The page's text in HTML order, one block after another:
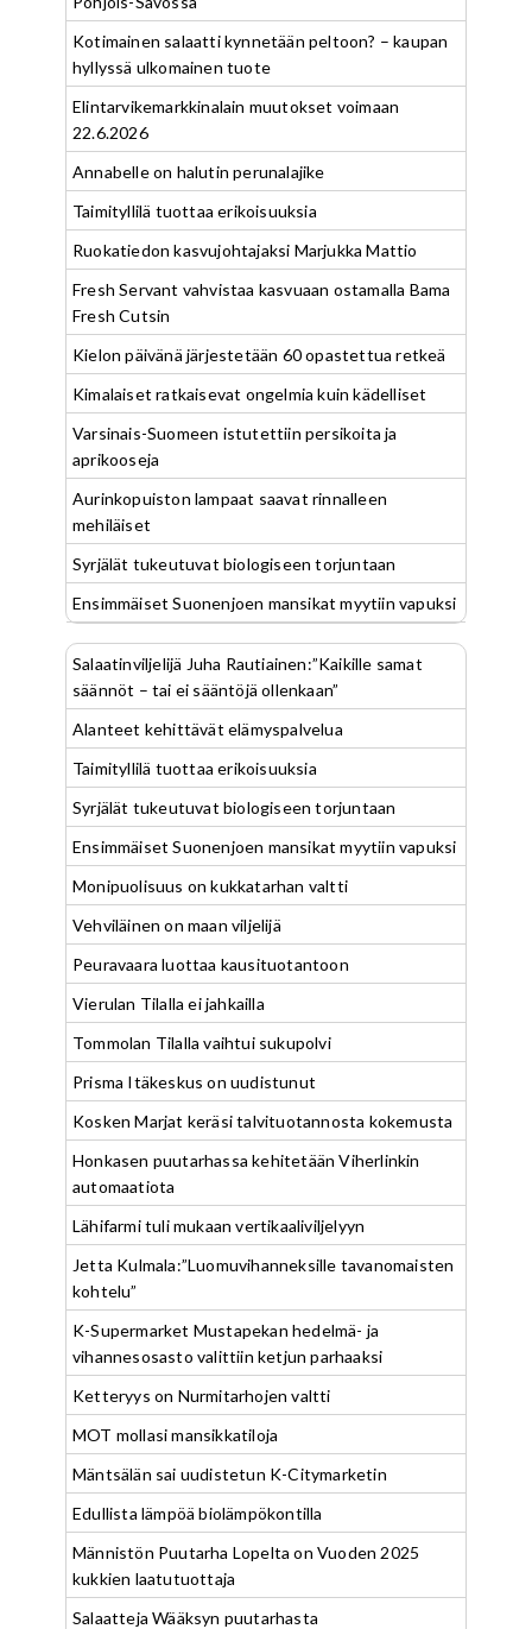
Kotimainen salaatti kynnetään peltoon? – kaupan
hyllyssä ulkomainen tuote
Elintarvikemarkkinalain muutokset voimaan
22.6.2026
Annabelle on halutin perunalajike
Taimityllilä tuottaa erikoisuuksia
Ruokatiedon kasvujohtajaksi Marjukka Mattio
Fresh Servant vahvistaa kasvuaan ostamalla Bama
Fresh Cutsin
Kielon päivänä järjestetään 60 opastettua retkeä
Kimalaiset ratkaisevat ongelmia kuin kädelliset
Varsinais-Suomeen istutettiin persikoita ja
aprikooseja
Aurinkopuiston lampaat saavat rinnalleen
mehiläiset
Syrjälät tukeutuvat biologiseen torjuntaan
Ensimmäiset Suonenjoen mansikat myytiin vapuksi
Salaatinviljelijä Juha Rautiainen:”Kaikille samat
säännöt – tai ei sääntöjä ollenkaan”
Alanteet kehittävät elämyspalvelua
Taimityllilä tuottaa erikoisuuksia
Syrjälät tukeutuvat biologiseen torjuntaan
Ensimmäiset Suonenjoen mansikat myytiin vapuksi
Monipuolisuus on kukkatarhan valtti
Vehviläinen on maan viljelijä
Peuravaara luottaa kausituotantoon
Vierulan Tilalla ei jahkailla
Tommolan Tilalla vaihtui sukupolvi
Prisma Itäkeskus on uudistunut
Kosken Marjat keräsi talvituotannosta kokemusta
Honkasen puutarhassa kehitetään Viherlinkin
automaatiota
Lähifarmi tuli mukaan vertikaaliviljelyyn
Jetta Kulmala:”Luomuvihanneksille tavanomaisten
kohtelu”
K-Supermarket Mustapekan hedelmä- ja
vihannesosasto valittiin ketjun parhaaksi
Ketteryys on Nurmitarhojen valtti
MOT mollasi mansikkatiloja
Mäntsälän sai uudistetun K-Citymarketin
Edullista lämpöä biolämpökontilla
Männistön Puutarha Lopelta on Vuoden 2025
kukkien laatutuottaja
Salaatteja Wääksyn puutarhasta